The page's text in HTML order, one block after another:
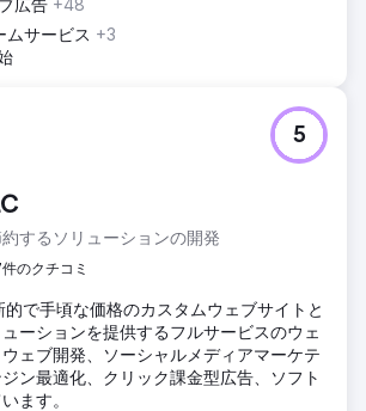
適化し、CTR を 45% 向上させ、より質
を引き付けました。コンバージョン率の
ページと広告を改善したことで、コンバ
ムサービス +3
するソリューションの開発
のクチコミ
5
で手頃な価格のカスタムウェブサイトと
ーションを提供するフルサービスのウェ
ェブ開発、ソーシャルメディアマーケテ
ン最適化、クリック課金型広告、ソフト
ます。